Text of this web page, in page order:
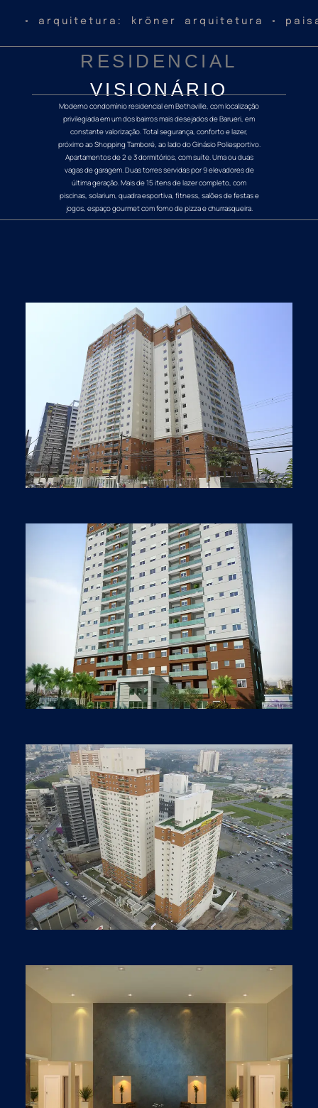
◦ arquitetura: kröner arquitetura ◦
RESIDENCIAL
VISIONÁRIO
Moderno condomínio residencial em Bethaville, com localização
privilegiada em um dos bairros mais desejados de Barueri, em
constante valorização. Total segurança, conforto e lazer,
próximo ao Shopping Tamboré, ao lado do Ginásio Poliesportivo.
Apartamentos de 2 e 3 dormitórios, com suíte. Uma ou duas
vagas de garagem. Duas torres servidas por 9 elevadores de
última geração. Mais de 15 itens de lazer completo, com
piscinas, solarium, quadra esportiva, fitness, salões de festas e
jogos, espaço gourmet com forno de pizza e churrasqueira.